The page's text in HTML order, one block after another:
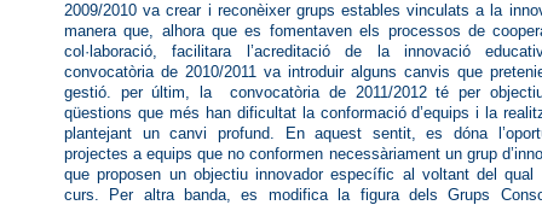
2009/2010 va crear i reconèixer grups estables vinculats a la
manera que, alhora que es fomentaven els processos de
col·laboració, facilitara l’acreditació de la innovació
convocatòria de 2010/2011 va introduir alguns canvis que
gestió. per últim, la convocatòria de 2011/2012 té per
qüestions que més han dificultat la conformació d’equips i la
plantejant un canvi profund. En aquest sentit, es dóna
projectes a equips que no conformen necessàriament un grup
que proposen un objectiu innovador específic al voltant del qual
curs. Per altra banda, es modifica la figura dels Grups